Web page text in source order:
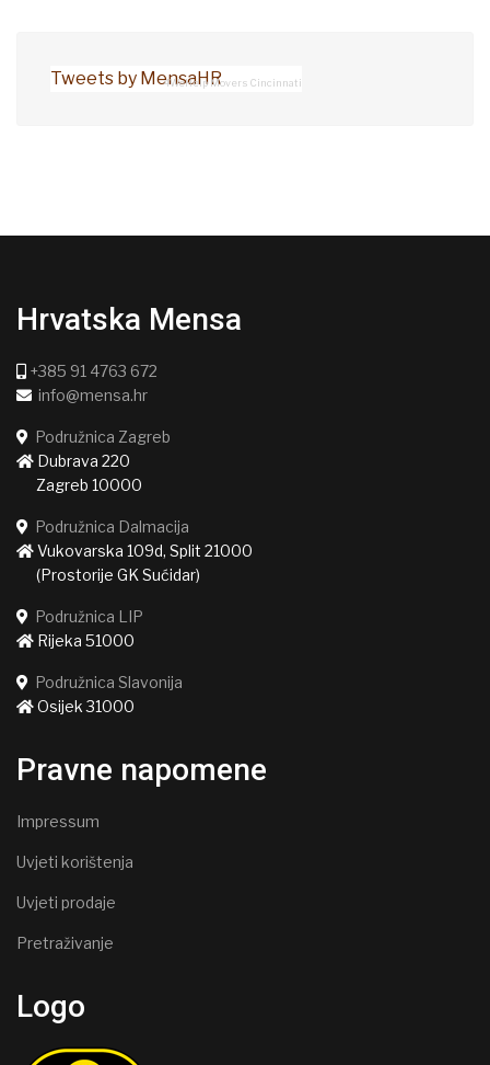
Tweets by MensaHR4WeHelp Movers Cincinnati
Hrvatska Mensa
+385 91 4763 672
info@mensa.hr
Podružnica Zagreb
Dubrava 220
Zagreb 10000
Podružnica Dalmacija
Vukovarska 109d, Split 21000
(Prostorije GK Sućidar)
Podružnica LIP
Rijeka 51000
Podružnica Slavonija
Osijek 31000
Pravne napomene
Impressum
Uvjeti korištenja
Uvjeti prodaje
Pretraživanje
Logo